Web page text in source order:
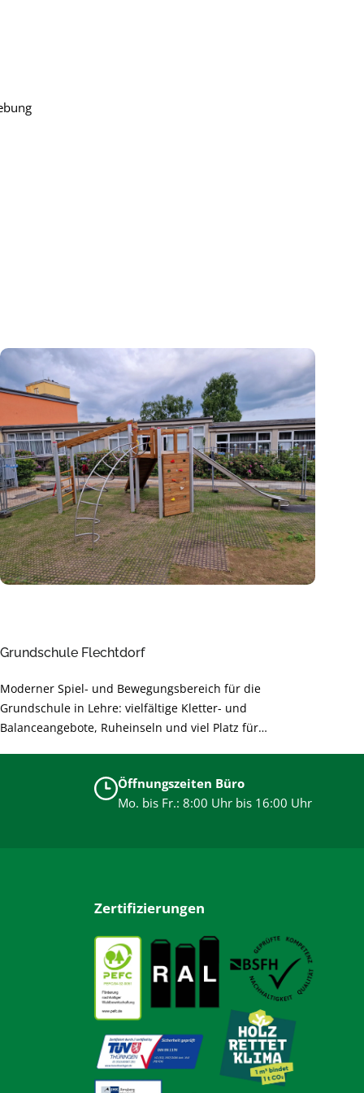
Grundschule Flechtdorf
Moderner Spiel- und Bewegungsbereich für die
Grundschule in Lehre: vielfältige Kletter- und
Balanceangebote, Ruheinseln und viel Platz für
unterstützen die Entwicklung der Kinder und sorgen für
unbeschwertes Spielen.
Öffnungszeiten Büro
Mo. bis Fr.: 8:00 Uhr bis 16:00 Uhr
Zertifizierungen